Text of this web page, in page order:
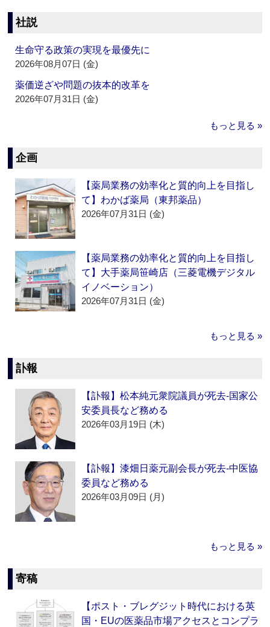
社説
生命守る政策の実現を最優先に
2026年08月07日 (金)
薬価逆ざや問題の抜本的改革を
2026年07月31日 (金)
もっと見る »
企画
【薬局業務の効率化と質的向上を目指し
て】わかば薬局（東邦薬品）
2026年07月31日 (金)
【薬局業務の効率化と質的向上を目指し
て】大手薬局笹崎店（三菱電機デジタル
イノベーション）
2026年07月31日 (金)
もっと見る »
訃報
【訃報】松本純元衆院議員が死去‐国家公
安委員長など務める
2026年03月19日 (木)
【訃報】漆畑日薬元副会長が死去‐中医協
委員など務める
2026年03月09日 (月)
もっと見る »
寄稿
【ポスト・ブレグジット時代における英
国・EUの医薬品市場アクセスとコンプラ